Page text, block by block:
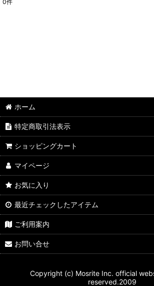
表示数
0件
ホーム
特定商取引法表示
ショッピングカート
マイページ
お気に入り
最近チェックしたアイテム
ご利用案内
お問い合せ
Copyright (c) Mosrite Inc. official
reserved.2009